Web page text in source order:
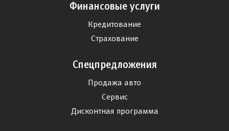
Финансовые услуги
Кредитование
Страхование
Спецпредложения
Продажа авто
Сервис
Дисконтная программа